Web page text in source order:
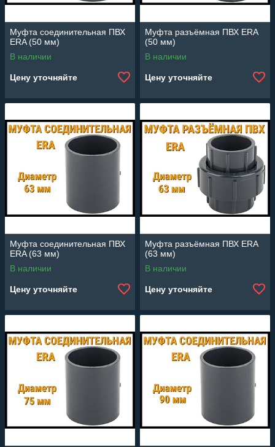
Муфта соединительная ПВХ
ERA (50 мм)
В наличии
Цену уточняйте
Муфта разъёмная ПВХ ERA
(50 мм)
В наличии
Цену уточняйте
Муфта соединительная ПВХ
ERA (63 мм)
В наличии
Цену уточняйте
Муфта разъёмная ПВХ ERA
(63 мм)
В наличии
Цену уточняйте